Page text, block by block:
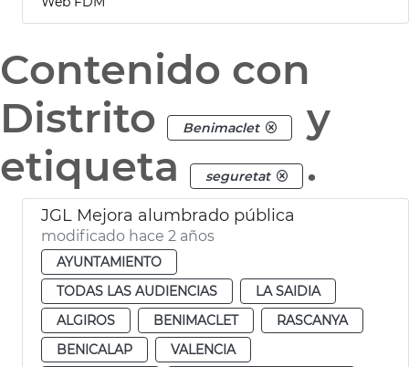
Contenido con
Distrito
Benimaclet
y
etiqueta
seguretat .
JGL Mejora alumbrado pública
modificado hace 2 años
AYUNTAMIENTO
TODAS LAS AUDIENCIAS
LA SAIDIA
ALGIROS
BENIMACLET
RASCANYA
BENICALAP
VALENCIA